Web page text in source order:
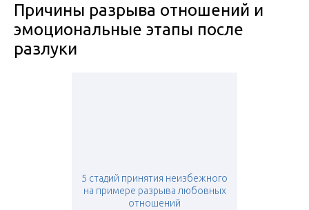
Причины разрыва отношений и
эмоциональные этапы после
разлуки
5 стадий принятия неизбежного
на примере разрыва любовных
отношений